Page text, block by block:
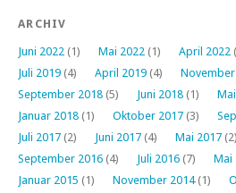
ARCHIV
Juni 2022 (1) Mai 2022 (1) April 2022
Juli 2019 (4) April 2019 (4)
September 2018 (5) Juni 2018 (1)
Januar 2018 (1) Oktober 2017 (3)
Juli 2017 (2) Juni 2017 (4) Mai 2017 (2)
September 2016 (4) Juli 2016 (7) Mai
Januar 2015 (1) November 2014(1)